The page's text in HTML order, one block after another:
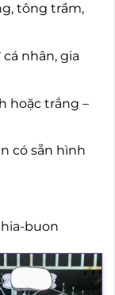
tông trầm,
nhân, gia
hoặc trắng –
có sẵn hình
buon